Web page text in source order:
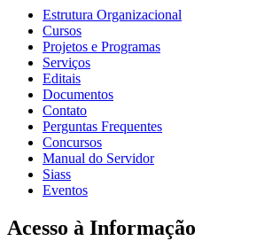
Estrutura Organizacional
Cursos
Projetos e Programas
Serviços
Editais
Documentos
Contato
Perguntas Frequentes
Concursos
Manual do Servidor
Siass
Eventos
Acesso à Informação